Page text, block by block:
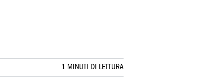
1 MINUTI DI LETTURA